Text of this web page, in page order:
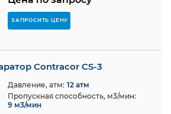
ЗАПРОСИТЬ ЦЕНУ
Contracor CS-3
Давление, атм: 12 атм
Пропускная способность, м3/мин:
9 м3/мин